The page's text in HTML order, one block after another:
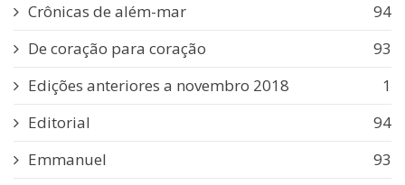
Crônicas de além-mar
94
De coração para coração
93
Edições anteriores a novembro 2018
1
Editorial
94
Emmanuel
93